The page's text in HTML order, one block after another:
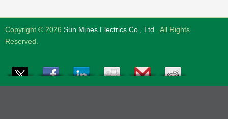
Copyright © 2026 Sun Mines Electrics Co., Ltd.. All Rights
Reserved.